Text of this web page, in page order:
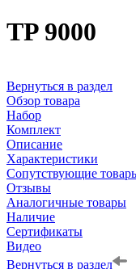
TP 9000
Вернуться в раздел
Обзор товара
Набор
Комплект
Описание
Характеристики
Сопутствующие
Отзывы
Аналогичные товары
Наличие
Сертификаты
Видео
Вернуться в раздел